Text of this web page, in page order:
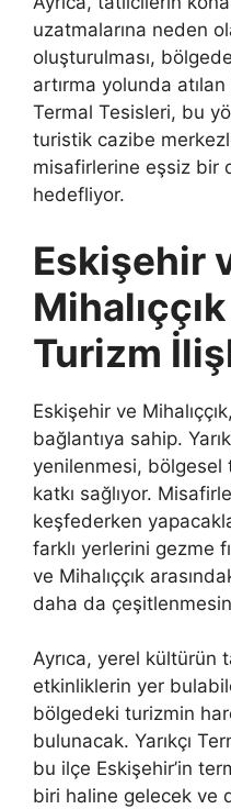
uzatmalarına neden
oluşturulması,
artırma yolunda atılan
Termal Tesisleri, bu
turistik cazibe
misafirlerine eşsiz bir
hedefliyor.
Eskişehir
Turizm
Eskişehir ve
bağlantıya sahip.
yenilenmesi, bölgesel
katkı sağlıyor.
keşfederken
farklı yerlerini gezme
ve Mihalıççık
daha da
Ayrıca, yerel kültürün
etkinliklerin yer
bölgedeki turizmin
bulunacak. Yarıkçı
bu ilçe Eskişehir’in
biri haline gelecek ve